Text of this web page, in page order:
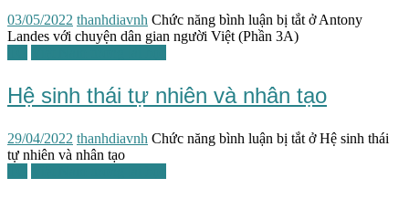
03/05/2022 thanhdiavnh Chức năng bình luận bị tắt ở Antony
Landes với chuyện dân gian người Việt (Phần 3A)
Hệ sinh thái tự nhiên và nhân tạo
29/04/2022 thanhdiavnh Chức năng bình luận bị tắt ở Hệ sinh thái
tự nhiên và nhân tạo